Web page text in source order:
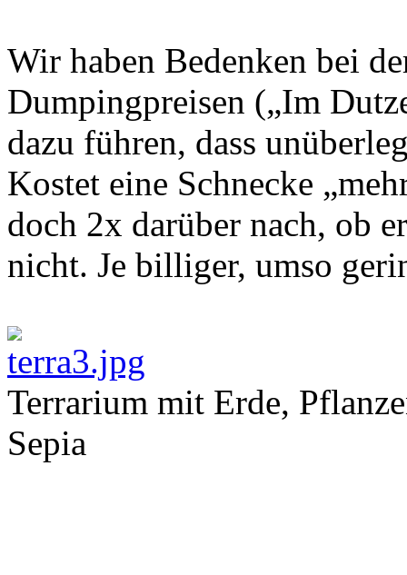
Wir haben Bedenken bei
Dumpingpreisen („Im
dazu führen, dass
Kostet eine Schnecke
doch 2x darüber nach, ob
nicht. Je billiger, umso
Terrarium mit Erde,
Sepia